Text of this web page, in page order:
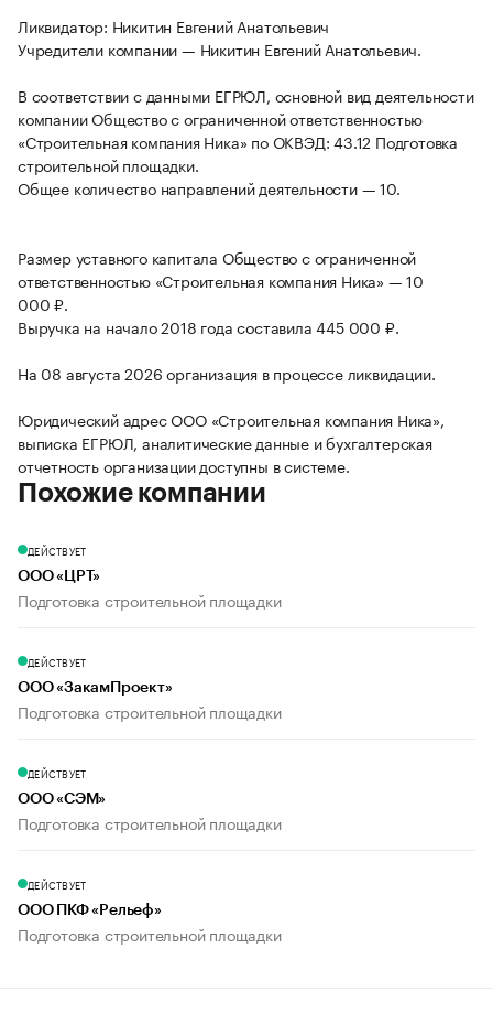
Ликвидатор: Никитин Евгений Анатольевич
Учредители компании — Никитин Евгений Анатольевич.
В соответствии с данными ЕГРЮЛ, основной вид деятельности
компании Общество с ограниченной ответственностью
«Строительная компания Ника» по ОКВЭД: 43.12 Подготовка
строительной площадки.
Общее количество направлений деятельности — 10.
Размер уставного капитала Общество с ограниченной
ответственностью «Строительная компания Ника» — 10
000 ₽.
Выручка на начало 2018 года составила 445 000 ₽.
На 08 августа 2026 организация в процессе ликвидации.
Юридический адрес ООО «Строительная компания Ника»,
выписка ЕГРЮЛ, аналитические данные и бухгалтерская
отчетность организации доступны в системе.
Похожие компании
ДЕЙСТВУЕТ
ООО «ЦРТ»
Подготовка строительной площадки
ДЕЙСТВУЕТ
ООО «ЗакамПроект»
Подготовка строительной площадки
ДЕЙСТВУЕТ
ООО «СЭМ»
Подготовка строительной площадки
ДЕЙСТВУЕТ
ООО ПКФ «Рельеф»
Подготовка строительной площадки